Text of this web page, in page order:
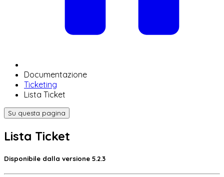
Documentazione
Ticketing
Lista Ticket
Su questa pagina
Lista Ticket
Disponibile dalla versione 5.2.3